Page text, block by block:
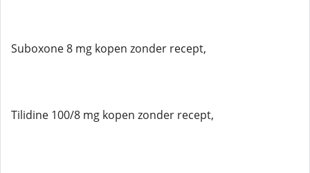
Suboxone 8 mg kopen zonder recept,
Tilidine 100/8 mg kopen zonder recept,